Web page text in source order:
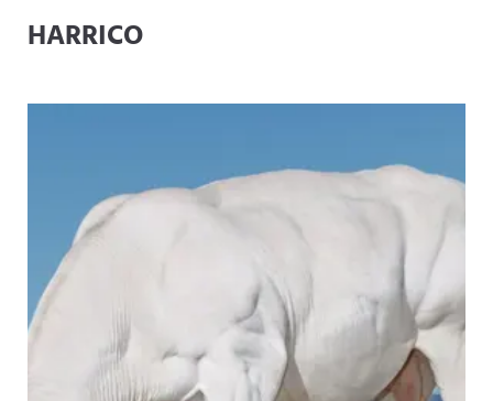
HARRICO